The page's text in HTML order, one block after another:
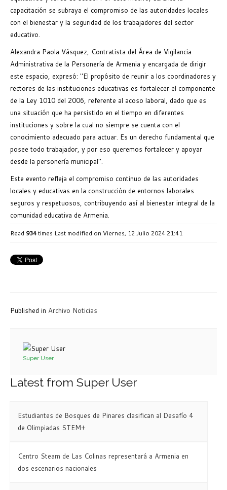
capacitación se subraya el compromiso de las autoridades locales
con el bienestar y la seguridad de los trabajadores del sector
educativo.
Alexandra Paola Vásquez, Contratista del Área de Vigilancia
Administrativa de la Personería de Armenia y encargada de dirigir
este espacio, expresó: "El propósito de reunir a los coordinadores y
rectores de las instituciones educativas es fortalecer el componente
de la Ley 1010 del 2006, referente al acoso laboral, dado que es
una situación que ha persistido en el tiempo en diferentes
instituciones y sobre la cual no siempre se cuenta con el
conocimiento adecuado para actuar. Es un derecho fundamental que
posee todo trabajador, y por eso queremos fortalecer y apoyar
desde la personería municipal".
Este evento refleja el compromiso continuo de las autoridades
locales y educativas en la construcción de entornos laborales
seguros y respetuosos, contribuyendo así al bienestar integral de la
comunidad educativa de Armenia.
Read 934times Last modified on Viernes, 12 Julio 2024 21:41
Published in Archivo Noticias
Super User
Latest from Super User
Estudiantes de Bosques de Pinares clasifican al Desafío 4
de Olimpiadas STEM+
Centro Steam de Las Colinas representará a Armenia en
dos escenarios nacionales